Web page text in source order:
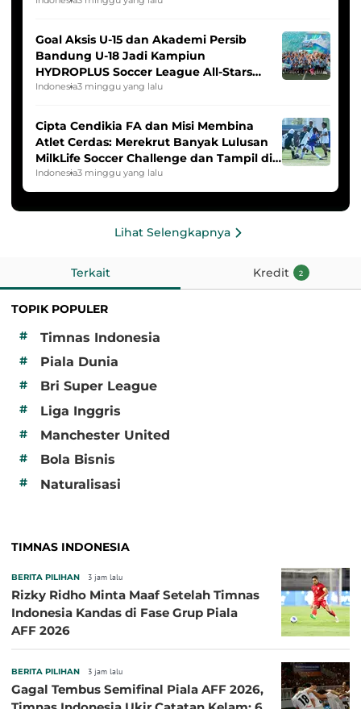
Goal Aksis U-15 dan Akademi Persib
Bandung U-18 Jadi Kampiun
HYDROPLUS Soccer League All-Stars
2025/2026
Indonesia3 minggu yang lalu
Cipta Cendikia FA dan Misi Membina
Atlet Cerdas: Merekrut Banyak Lulusan
MilkLife Soccer Challenge dan Tampil di
HYDROPLUS Soccer League
Indonesia3 minggu yang lalu
Lihat Selengkapnya
Terkait Kredit 2
TOPIK POPULER
#
Timnas Indonesia
# Piala Dunia
# Bri Super League
# Liga Inggris
# Manchester United
# Bola Bisnis
# Naturalisasi
TIMNAS INDONESIA
BERITA PILIHAN 3 jam lalu
Rizky Ridho Minta Maaf Setelah Timnas
Indonesia Kandas di Fase Grup Piala
AFF 2026
BERITA PILIHAN 3 jam lalu
Gagal Tembus Semifinal Piala AFF 2026,